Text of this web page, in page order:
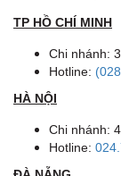
TP HỒ CHÍ MINH
Chi nhánh:
Hotline:
HÀ NỘI
Chi nhánh:
Hotline: